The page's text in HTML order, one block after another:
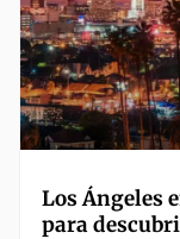
Los Ángeles
para